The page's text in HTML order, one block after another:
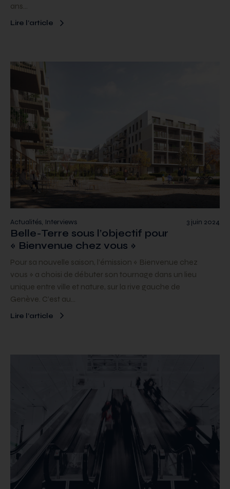
ans…
Lire l’article
3 juin 2024
Actualités, Interviews
Belle-Terre sous l’objectif pour
« Bienvenue chez vous »
Pour sa nouvelle saison, l’émission « Bienvenue chez
vous » a choisi de débuter son tournage dans un lieu
unique entre ville et nature, sur la rive gauche de
Genève. C’est au…
Lire l’article